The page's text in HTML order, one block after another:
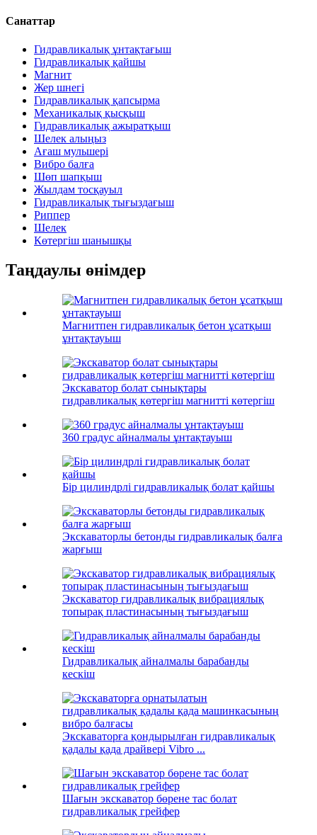
Санаттар
Гидравликалық ұнтақтағыш
Гидравликалық қайшы
Магнит
Жер шнегі
Гидравликалық қапсырма
Механикалық қысқыш
Гидравликалық ажыратқыш
Шелек алыңыз
Ағаш мульшері
Вибро балға
Шөп шапқыш
Жылдам тосқауыл
Гидравликалық тығыздағыш
Риппер
Шелек
Көтергіш шанышқы
Таңдаулы өнімдер
Магнитпен гидравликалық бетон ұсатқыш
ұнтақтауыш
Экскаватор болат сынықтары
гидравликалық көтергіш магнитті көтергіш
360 градус айналмалы ұнтақтауыш
Бір цилиндрлі гидравликалық болат қайшы
Экскаваторлы бетонды гидравликалық балға
жарғыш
Экскаватор гидравликалық вибрациялық
топырақ пластинасының тығыздағыш
Гидравликалық айналмалы барабанды
кескіш
Экскаваторға қондырылған гидравликалық
қадалы қада драйвері Vibro ...
Шағын экскаватор бөрене тас болат
гидравликалық грейфер